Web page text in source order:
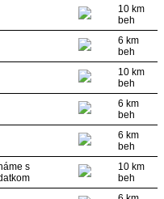
10 km
beh
6 km
beh
10 km
beh
6 km
beh
6 km
beh
s
10 km
beh